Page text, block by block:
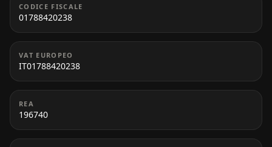
CODICE FISCALE
01788420238
VAT EUROPEO
IT01788420238
REA
196740